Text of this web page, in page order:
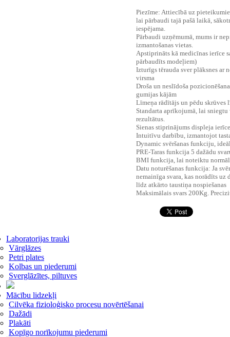
Piezīme: Attiecībā uz
lai pārbaudi tajā pašā laikā,
iespējama.
Pārbaudi uzņēmumā, mums ir
izmantošanas vietas.
Apstiprināts kā medicīnas ierīce
pārbaudīts modeļiem)
Izturīgs tērauda sver plāksnes ar
virsma
Droša un neslīdoša
gumijas kājām
Līmeņa rādītājs un pēdu skrūves
Standarta aprīkojumā, lai sniegtu
rezultātus.
Sienas stiprinājums displeja ierīce
Intuitīvu darbību, izmantojot
Dynamic svēršanas funkciju,
PRE-Taras funkcija 5 dažādu
BMI funkcija, lai noteiktu
Datu noturēšanas funkcija: Ja
nemainīga svara, kas norādīts uz
līdz atkārto taustiņa nospiešanas
Maksimālais svars 200Kg.
Laboratorijas trauki
Vārglāzes
Petri plates
Kolbas un piederumi
Sverglāzītes, piltuves
Mācību lidzekļi
Cilvēka fizioloģisko procesu novērtēšanai
Dažādi
Plakāti
Kopīgo norīkojumu piederumi